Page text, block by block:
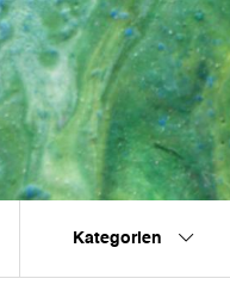
Kategorien